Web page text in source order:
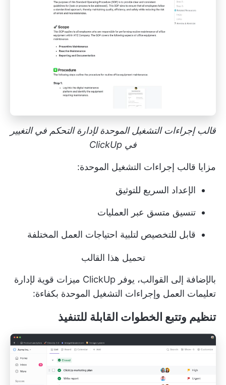
قالب إجراءات التشغيل الموحدة لإدارة التحكم في التغيير
في ClickUp
مزايا قالب إجراءات التشغيل الموحدة:
الإعداد السريع للتوثيق
تنسيق متسق عبر العمليات
قابل للتخصيص لتلبية احتياجات العمل المختلفة
تحميل هذا القالب
بالإضافة إلى القوالب، يوفر ClickUp ميزات قوية لإدارة
تعليمات العمل وإجراءات التشغيل الموحدة بكفاءة:
تنظيم وتتبع الخطوات القابلة للتنفيذ